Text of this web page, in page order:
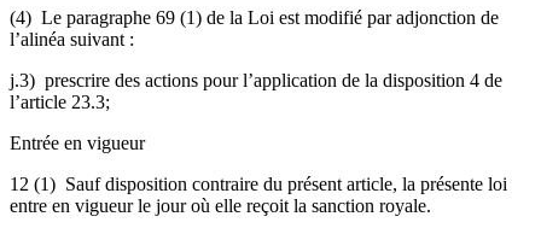
(4) Le paragraphe 69 (1) de la Loi est modifié par adjonction de
l’alinéa suivant :
j.3) prescrire des actions pour l’application de la disposition 4 de
l’article 23.3;
Entrée en vigueur
12 (1) Sauf disposition contraire du présent article, la présente loi
entre en vigueur le jour où elle reçoit la sanction royale.